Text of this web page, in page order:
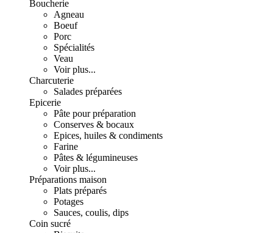
Boucherie
Agneau
Boeuf
Porc
Spécialités
Veau
Voir plus...
Charcuterie
Salades préparées
Epicerie
Pâte pour préparation
Conserves & bocaux
Epices, huiles & condiments
Farine
Pâtes & légumineuses
Voir plus...
Préparations maison
Plats préparés
Potages
Sauces, coulis, dips
Coin sucré